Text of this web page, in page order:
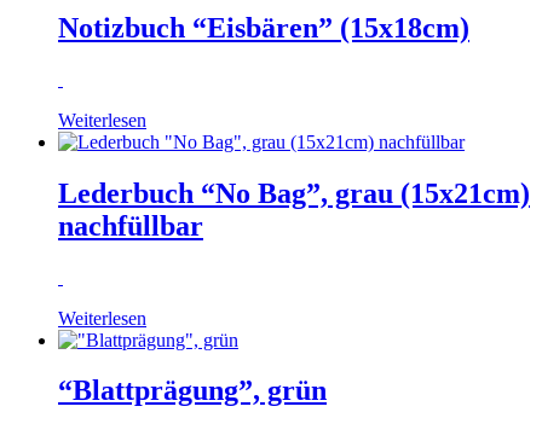
Notizbuch “Eisbären” (15x18cm)
Weiterlesen
Lederbuch “No Bag”, grau (15x21cm)
nachfüllbar
Weiterlesen
“Blattprägung”, grün